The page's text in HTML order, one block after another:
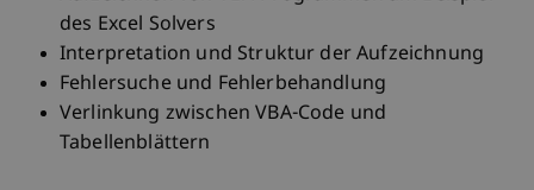
des Excel Solvers
Interpretation und Struktur der Aufzeichnung
Fehlersuche und Fehlerbehandlung
Verlinkung zwischen VBA-Code und
Tabellenblättern